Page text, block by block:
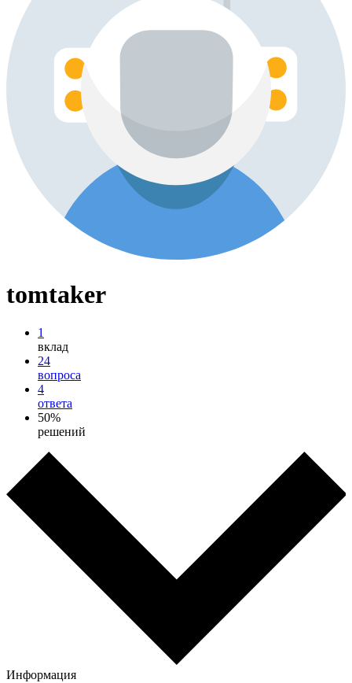
tomtaker
1
вклад
24
вопроса
4
ответа
50%
решений
Информация